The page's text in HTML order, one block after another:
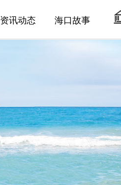
资讯动态 海口故事